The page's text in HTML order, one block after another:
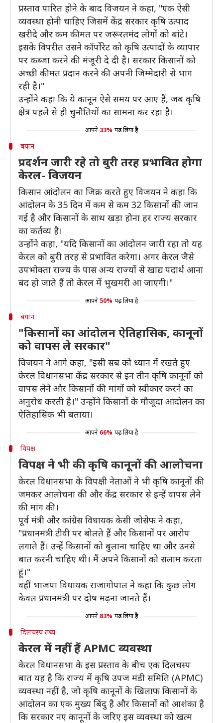
प्रस्ताव पारित होने के बाद विजयन ने कहा, "एक ऐसी
व्यवस्था होनी चाहिए जिसमें केंद्र सरकार कृषि उत्पाद
खरीदे और कम कीमत पर जरूरतमंद लोगों को बांटे।
इसके विपरीत उसने कॉर्पोरेट को कृषि उत्पादों के व्यापार
पर कब्जा करने की मंजूरी दे दी है। सरकार किसानों को
अच्छी कीमत प्रदान करने की अपनी जिम्मेदारी से भाग
रही है।"
उन्होंने कहा कि ये कानून ऐसे समय पर आए हैं, जब कृषि
क्षेत्र पहले से ही चुनौतियों का सामना कर रहा है।
आपने 33% पढ़ लिया है
बयान
प्रदर्शन जारी रहे तो बुरी तरह प्रभावित होगा
केरल- विजयन
किसान आंदोलन का जिक्र करते हुए विजयन ने कहा कि
आंदोलन के 35 दिन में कम से कम 32 किसानों की जान
गई है और किसानों के साथ खड़ा होना हर राज्य सरकार
का कर्तव्य है।
उन्होंने कहा, "यदि किसानों का आंदोलन जारी रहा तो यह
केरल को बुरी तरह से प्रभावित करेगा। अगर केरल जैसे
उपभोक्ता राज्य के पास अन्य राज्यों से खाद्य पदार्थ आना
बंद हो जाते हैं तो केरल में भुखमरी आ जाएगी।"
आपने 50% पढ़ लिया है
बयान
"किसानों का आंदोलन ऐतिहासिक, कानूनों
को वापस ले सरकार"
विजयन ने आगे कहा, "इसी सब को ध्यान में रखते हुए
केरल विधानसभा केंद्र सरकार से इन तीन कृषि कानूनों को
वापस लेने और किसानों की मांगों को स्वीकार करने का
अनुरोध करती है।" उन्होंने किसानों के मौजूदा आंदोलन का
ऐतिहासिक भी बताया।
आपने 66% पढ़ लिया है
विपक्ष
विपक्ष ने भी की कृषि कानूनों की आलोचना
केरल विधानसभा के विपक्षी नेताओं ने भी कृषि कानूनों की
जमकर आलोचना की और केंद्र सरकार से इन्हें वापस लेने
की मांग की।
पूर्व मंत्री और कांग्रेस विधायक केसी जोसेफ ने कहा,
"प्रधानमंत्री टीवी पर बोलते हैं और किसानों पर आरोप
लगाते हैं। उन्हें किसानों को बुलाना चाहिए था और उनसे
बात करनी चाहिए थी। मैं अपने किसानों को सलाम करता
हूं।"
वहीं भाजपा विधायक राजागोपाल ने कहा कि कुछ लोग
केवल प्रधानमंत्री पर दोष मढ़ना जानते हैं।
आपने 83% पढ़ लिया है
दिलचस्प तथ्य
केरल में नहीं हैं APMC व्यवस्था
केरल विधानसभा के इस प्रस्ताव के बीच एक दिलचस्प
बात यह है कि राज्य में कृषि उपज मंडी समिति (APMC)
व्यवस्था नहीं है, जो कृषि कानूनों के खिलाफ किसानों के
आंदोलन का एक मुख्य बिंदु है और किसानों को आशंका है
कि सरकार नए कानूनों के जरिए इस व्यवस्था को खत्म